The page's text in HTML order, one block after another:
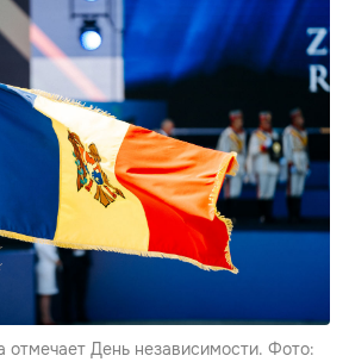
отмечает День независимости. Фото: